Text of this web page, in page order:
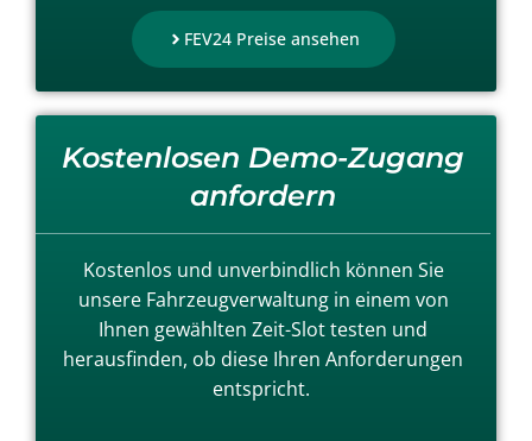
FEV24 Preise ansehen
Kostenlosen Demo-Zugang
anfordern
Kostenlos und unverbindlich können Sie
unsere Fahrzeugverwaltung in einem von
Ihnen gewählten Zeit-Slot testen und
herausfinden, ob diese Ihren Anforderungen
entspricht.